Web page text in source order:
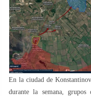
En la ciudad de
durante la semana,